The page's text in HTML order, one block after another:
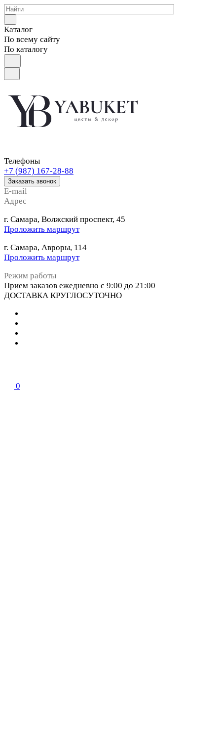
Каталог
По всему сайту
По каталогу
Телефоны
+7 (987) 167-28-88
Заказать звонок
E-mail
Адрес
г. Самара, Волжский проспект, 45
Проложить маршрут
г. Самара, Авроры, 114
Проложить маршрут
Режим работы
Прием заказов ежедневно с 9:00 до 21:00
ДОСТАВКА КРУГЛОСУТОЧНО
0